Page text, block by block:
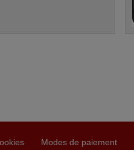
Modes de paiement